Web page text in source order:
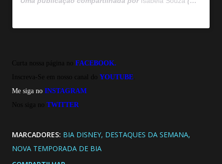
Curta nossa página no FACEBOOK.
Inscreva-Se em nosso canal do YOUTUBE
Me siga no INSTAGRAM
Nos siga no TWITTER
MARCADORES: BIA DISNEY DESTAQUES DA SEMANA
NOVA TEMPORADA DE BIA